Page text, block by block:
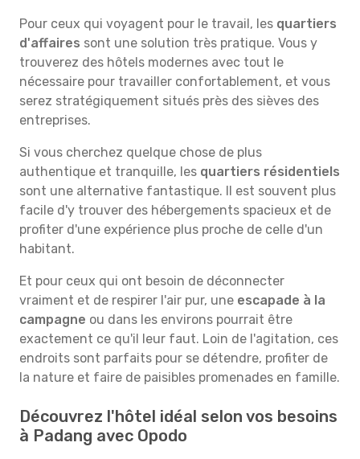
Pour ceux qui voyagent pour le travail, les quartiers
d'affaires sont une solution très pratique. Vous y
trouverez des hôtels modernes avec tout le
nécessaire pour travailler confortablement, et vous
serez stratégiquement situés près des sièves des
entreprises.
Si vous cherchez quelque chose de plus
authentique et tranquille, les quartiers résidentiels
sont une alternative fantastique. Il est souvent plus
facile d'y trouver des hébergements spacieux et de
profiter d'une expérience plus proche de celle d'un
habitant.
Et pour ceux qui ont besoin de déconnecter
vraiment et de respirer l'air pur, une escapade à la
campagne ou dans les environs pourrait être
exactement ce qu'il leur faut. Loin de l'agitation, ces
endroits sont parfaits pour se détendre, profiter de
la nature et faire de paisibles promenades en famille.
Découvrez l'hôtel idéal selon vos besoins
à Padang avec Opodo